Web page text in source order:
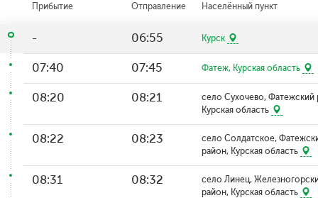
Прибытие Отправление Населённый пункт
- 06:55 Курск
07:40 07:45 Фатеж, Курская область
08:20 08:21
село Сухочево, Фатежский
Курская область
08:22 08:23
село Солдатское,
район, Курская область
08:31 08:32
село Линец,
район, Курская область